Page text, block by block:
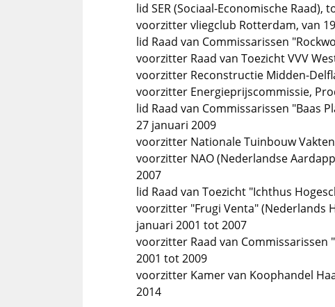
lid SER (Sociaal-Economische Raad),
voorzitter vliegclub Rotterdam, van
lid Raad van Commissarissen
voorzitter Raad van Toezicht VVV
voorzitter Reconstructie Midden-
voorzitter Energieprijscommissie,
lid Raad van Commissarissen "Baas
27 januari 2009
voorzitter Nationale Tuinbouw
voorzitter NAO (Nederlandse
2007
lid Raad van Toezicht "Ichthus
voorzitter "Frugi Venta" (Nederlands
januari 2001 tot 2007
voorzitter Raad van Commissarissen
2001 tot 2009
voorzitter Kamer van Koophandel
2014